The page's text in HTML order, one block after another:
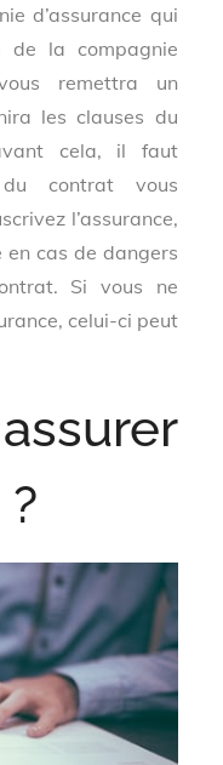
d’assurance qui
de la compagnie
remettra un
les clauses du
cela, il faut
contrat vous
l’assurance,
cas de dangers
Si vous ne
celui-ci peut